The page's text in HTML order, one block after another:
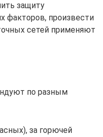
защиту
факторов, произвести
сетей применяют
по разным
за горючей